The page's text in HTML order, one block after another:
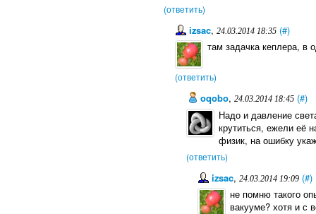
(ответить)
izsac,24.03.2014 18:35 (#)
там задачка кеплера, в
(ответить)
oqobo,24.03.2014 18:45 (#)
Надо и давление
крутиться, ежели её
физик, на ошибку
(ответить)
izsac, 24.03.2014 19:09 (#)
не помню такого
вакууме? хотя и с